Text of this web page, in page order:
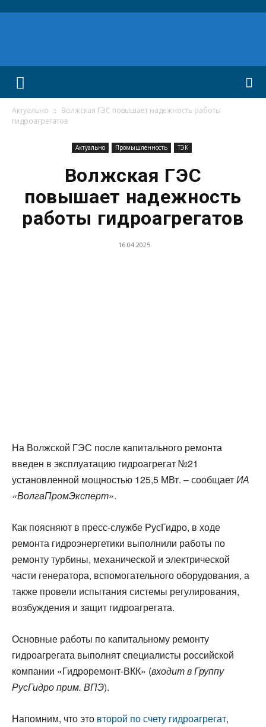
Актуально
Волжская ГЭС повышает надежность работы
гидроагрегатов
Актуально Промышленность ТЭК
Волжская ГЭС
повышает надежность
работы гидроагрегатов
16.04.2025
На Волжской ГЭС после капитального ремонта
введен в эксплуатацию гидроагрегат №21
установленной мощностью 125,5 МВт. – сообщаетИА
«ВолгаПромЭксперт».
Как поясняют в пресс-службе РусГидро, в ходе
ремонта гидроэнергетики выполнили работы по
ремонту турбины, механической и электрической
части генератора, вспомогательного оборудования, а
также провели испытания системы регулирования,
возбуждения и защит гидроагрегата.
Основные работы по капитальному ремонту
гидроагрегата выполнят специалисты российской
компании «Гидроремонт-ВКК» (входит в Группу
РусГидро прим. ВПЭ).
Напомним, что это второй по счету гидроагрегат,